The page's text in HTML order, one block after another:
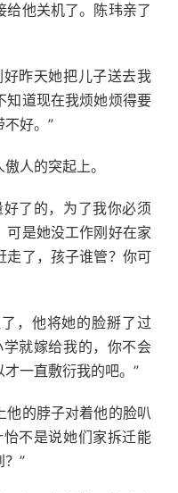
给他关机了。陈玮亲了
昨天她把儿子送去我
知道现在我烦她烦得要
好。”
人的突起上。
了的，为了我你必须
可是她没工作刚好在家
走了，孩子谁管？你可
，他将她的脸掰了过
就嫁给我的，你不会
一直敷衍我的吧。”
他的脖子对着他的脸叭
不是说她们家拆迁能
”